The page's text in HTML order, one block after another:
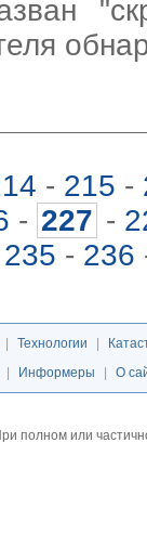
- 215 -
- 227 -
235 - 236
Технологии
Информеры О
полном или